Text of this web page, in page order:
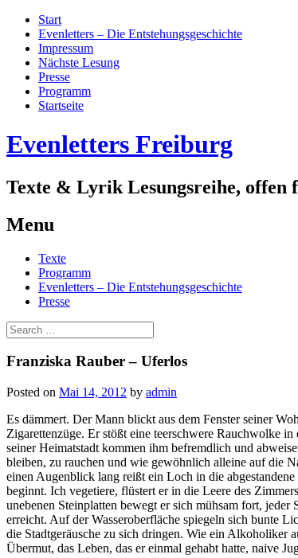
Start
Evenletters – Die Entstehungsgeschichte
Impressum
Nächste Lesung
Presse
Programm
Startseite
Evenletters Freiburg
Texte & Lyrik Lesungsreihe, offen
Menu
Skip
content
Texte
Programm
Evenletters – Die Entstehungsgeschichte
Presse
Search
for:
Franziska Rauber – Uferlos
Posted on Mai 14, 2012 by admin
Es dämmert. Der Mann blickt aus dem Fenster seiner
Zigarettenzüge. Er stößt eine teerschwere Rauchwolke
seiner Heimatstadt kommen ihm befremdlich und
bleiben, zu rauchen und wie gewöhnlich alleine auf die
einen Augenblick lang reißt ein Loch in die
beginnt. Ich vegetiere, flüstert er in die Leere des
unebenen Steinplatten bewegt er sich mühsam fort,
erreicht. Auf der Wasseroberfläche spiegeln sich bunte
die Stadtgeräusche zu sich dringen. Wie ein Alkoholiker
Übermut, das Leben, das er einmal gehabt hatte, naive